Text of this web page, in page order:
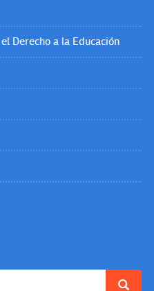
Derecho a la Educación